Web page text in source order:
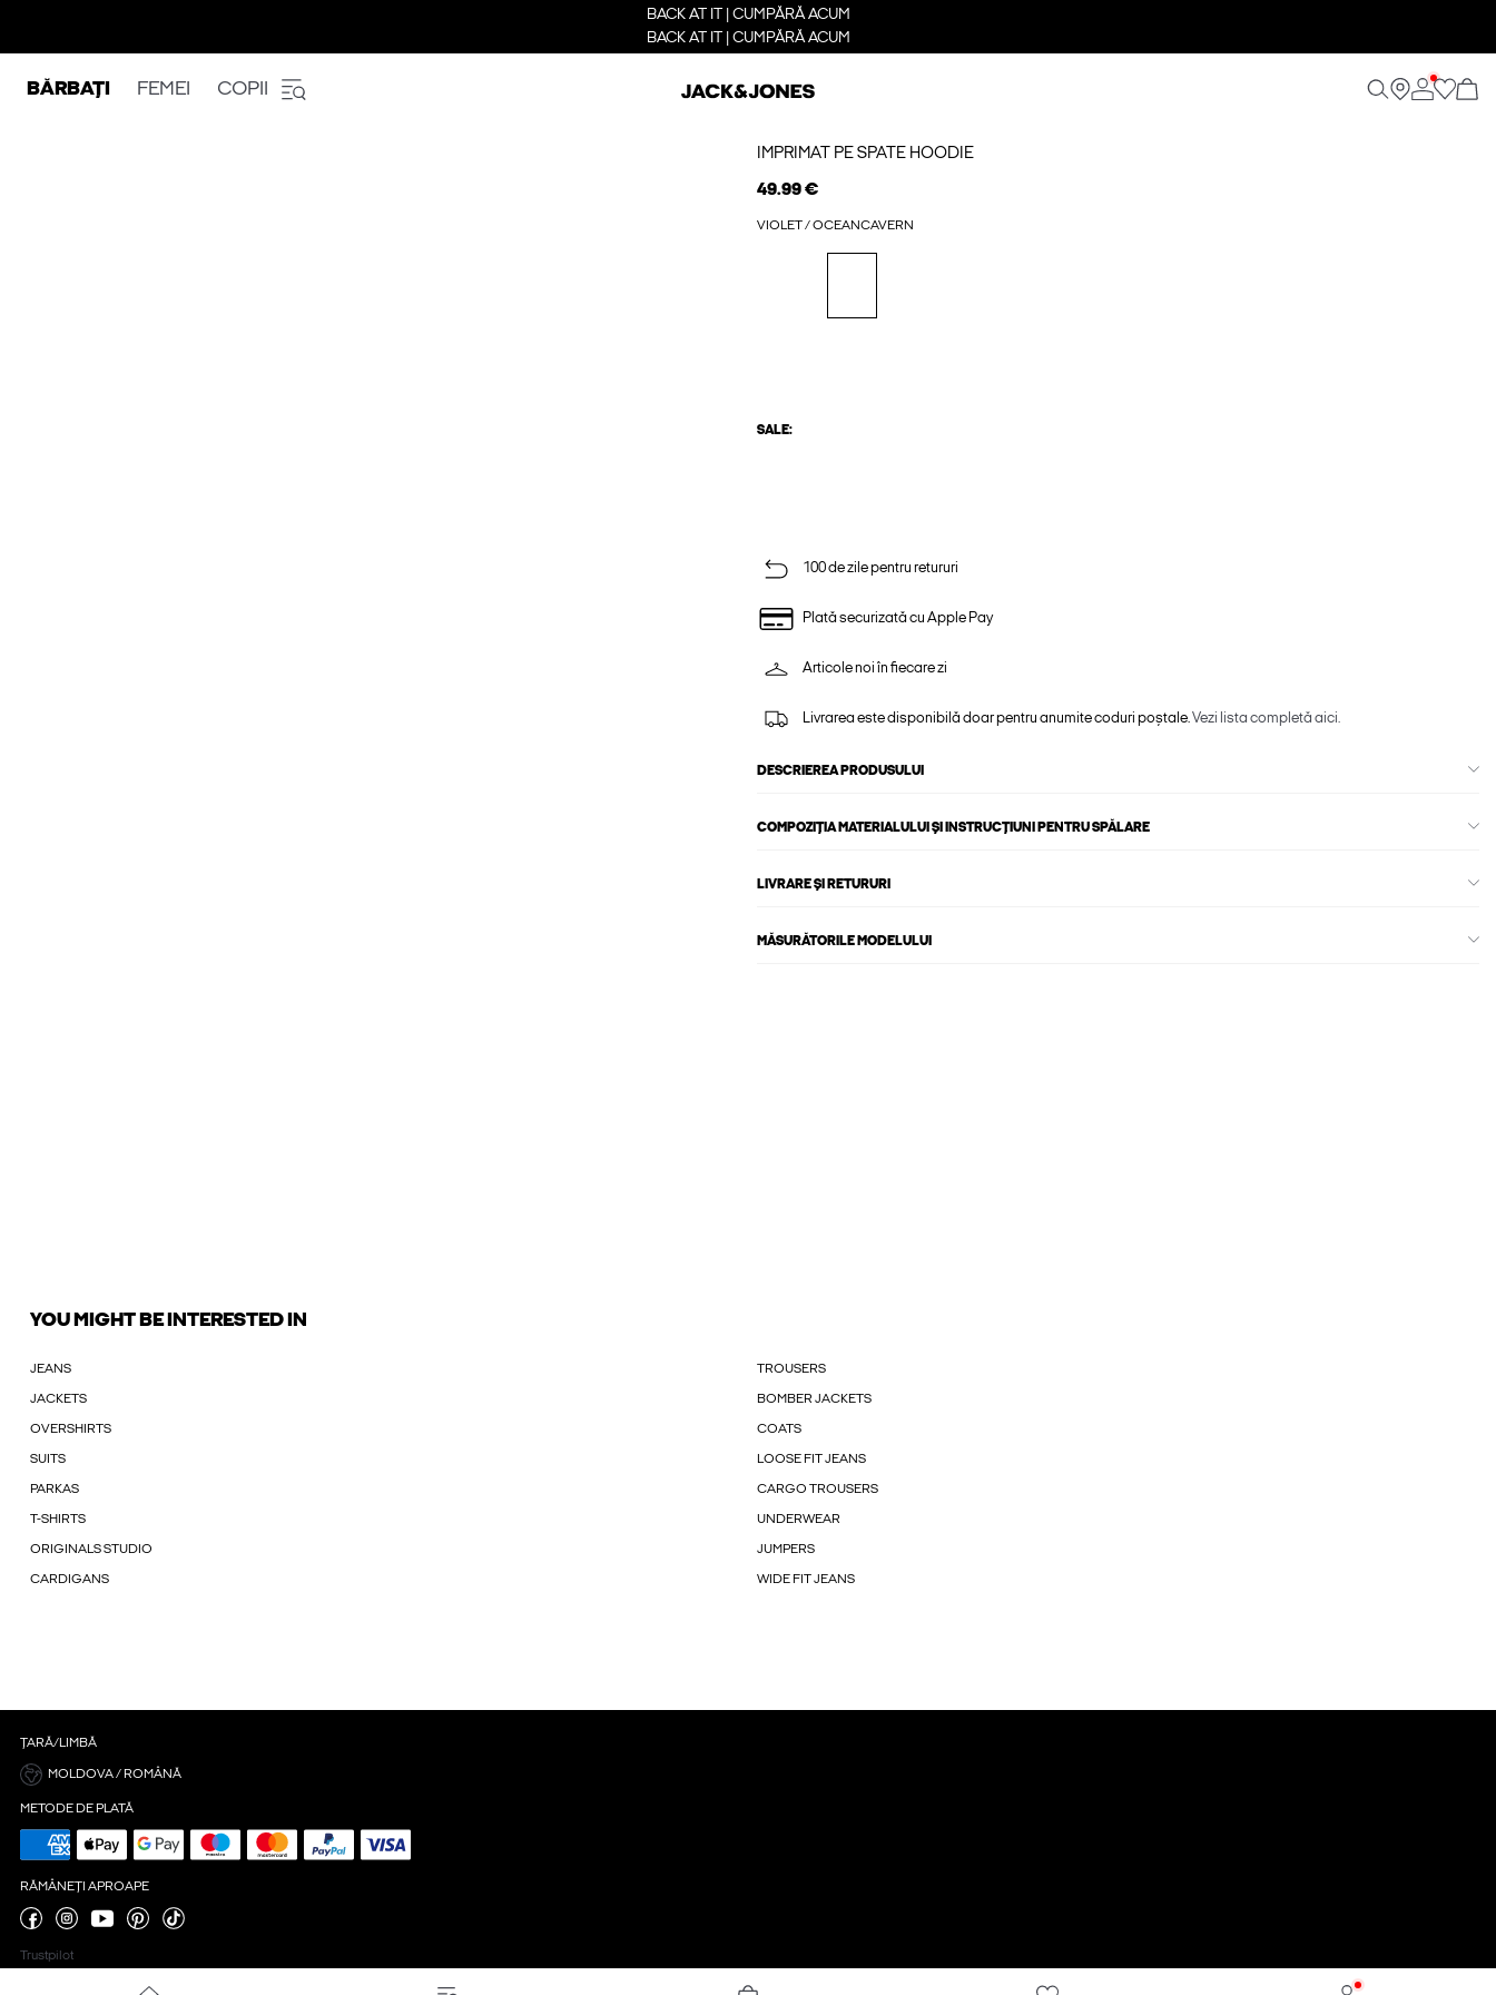
BACK AT IT | CUMPĂRĂ ACUM
BACK AT IT | CUMPĂRĂ ACUM
BĂRBAȚI FEMEI COPII
IMPRIMAT PE SPATE HOODIE
49.99 €
VIOLET / OCEANCAVERN
SALE:
100 de zile pentru retururi
Plată securizată cu Apple Pay
Articole noi în fiecare zi
Livrarea este disponibilă doar pentru anumite coduri poștale.Vezi lista completă aici.
DESCRIEREA PRODUSULUI
COMPOZIȚIA MATERIALULUI ȘI INSTRUCȚIUNI PENTRU SPĂLARE
LIVRARE ȘI RETURURI
MĂSURĂTORILE MODELULUI
YOU MIGHT BE INTERESTED IN
JEANS TROUSERS
JACKETS BOMBER JACKETS
OVERSHIRTS COATS
SUITS LOOSE FIT JEANS
PARKAS CARGO TROUSERS
T-SHIRTS UNDERWEAR
ORIGINALS STUDIO JUMPERS
CARDIGANS WIDE FIT JEANS
ȚARĂ/LIMBĂ
MOLDOVA / ROMÂNĂ
METODE DE PLATĂ
RĂMÂNEȚI APROAPE
Trustpilot